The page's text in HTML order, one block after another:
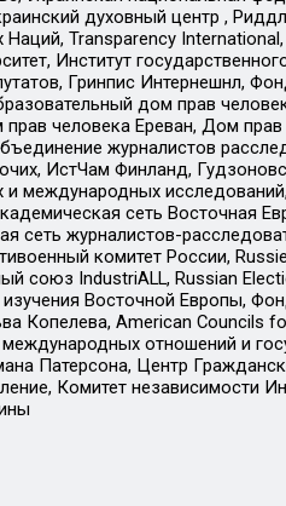
духовный центр ,
Transparеncy
Институт
Гринпис Интернешнл,
дом прав
человека Ереван, Дом
журналистов
ИстЧам Финланд,
и международных
сеть Восточная
сеть журналистов-
комитет России,
союз IndustriALL, Russian
Восточной Европы,
American Councils
отношений и
Патерсона, Центр
Комитет независимости